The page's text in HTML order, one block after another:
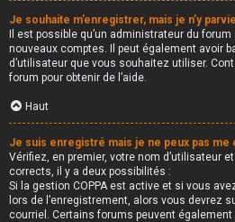
Je souhaite m’enregistrer, mais je n’y
Il est possible qu’un administrateur du
nouveaux comptes. Il peut également avoir
d’utilisateur que vous souhaitez utiliser.
forum pour obtenir de l’aide.
Haut
Je suis enregistré mais je ne peux pas me
Vérifiez, en premier, votre nom d’utilisateur
corrects, il y a deux possibilités :
Si la gestion COPPA est active et si vous
lors de l’enregistrement, alors vous devrez
courriel. Certains forums peuvent